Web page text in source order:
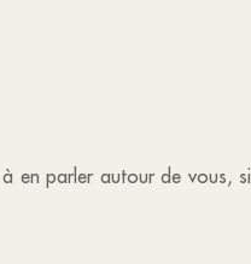
en parler autour de vous, si